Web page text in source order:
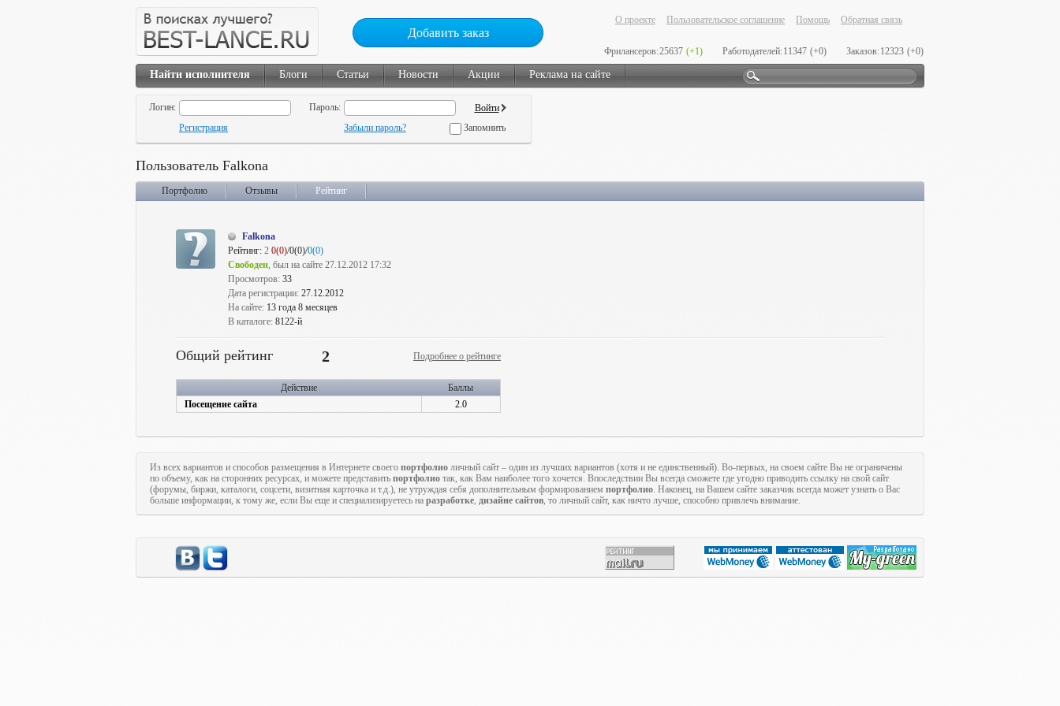
Добавить заказ
О проекте Пользовательское соглашение Помощь Обратная связь
Фрилансеров:25637 (+1) Работодателей:11347 (+0) Заказов:12323 (+0)
Найти исполнителя Блоги Статьи Новости Акции Реклама на сайте
Логин:
Пароль:
Регистрация
Забыли пароль? Запомнить
Пользователь Falkona
Портфолио Отзывы Рейтинг
Falkona
Рейтинг: 2 0(0)/0(0)/0(0)
Свободен, был на сайте 27.12.2012 17:32
Просмотров: 33
Дата регистрации: 27.12.2012
На сайте: 13 года 8 месяцев
В каталоге: 8122-й
Общий рейтинг 2 Подробнее о рейтинге
Действие
Баллы
Посещение сайта
2.0
Из всех вариантов и способов размещения в Интернете своего портфолио личный сайт – один из лучших вариантов (хотя и не единственный). Во-первых, на своем сайте Вы не ограничены
по объему, как на сторонних ресурсах, и можете представить портфолио так, как Вам наиболее того хочется. Впоследствии Вы всегда сможете где угодно приводить ссылку на свой сайт
(форумы, биржи, каталоги, соцсети, визитная карточка и т.д.), не утруждая себя дополнительным формированием портфолио. Наконец, на Вашем сайте заказчик всегда может узнать о Вас
больше информации, к тому же, если Вы еще и специализируетесь на разработке, дизайне сайтов, то личный сайт, как ничто лучше, способно привлечь внимание.